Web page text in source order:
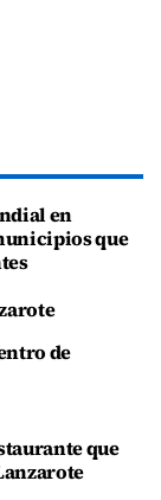
en
que
de
que